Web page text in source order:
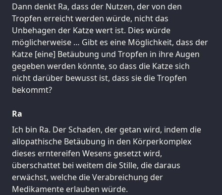
Dann denkt Ra, dass der Nutzen, der von den
Tropfen erreicht werden würde, nicht das
Unbehagen der Katze wert ist. Dies würde
möglicherweise … Gibt es eine Möglichkeit, dass der
Katze [eine] Betäubung und Tropfen in ihre Augen
gegeben werden könnte, so dass die Katze sich
nicht darüber bewusst ist, dass sie die Tropfen
bekommt?
Ra
Ich bin Ra. Der Schaden, der getan wird, indem die
allopathische Betäubung in den Körperkomplex
dieses erntereifen Wesens gesetzt wird,
überschattet bei weitem die Stille, die daraus
erwächst, welche die Verabreichung der
Medikamente erlauben würde.